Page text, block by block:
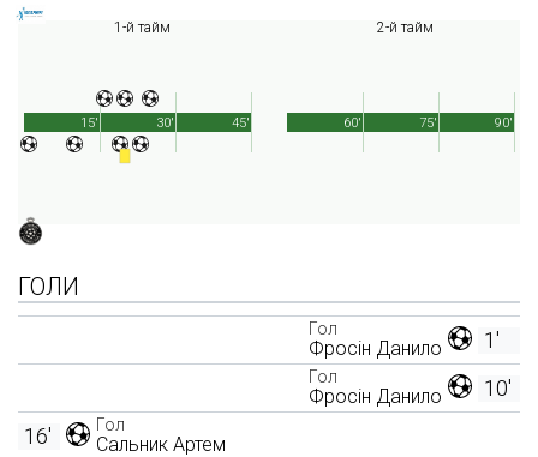
1-й тайм
45'
15' 30'
2-й тайм
90'
60' 75'
ГОЛИ
1'
Гол
Фросін Данило
10'
Гол
Фросін Данило
Гол
Сальник Артем
16'